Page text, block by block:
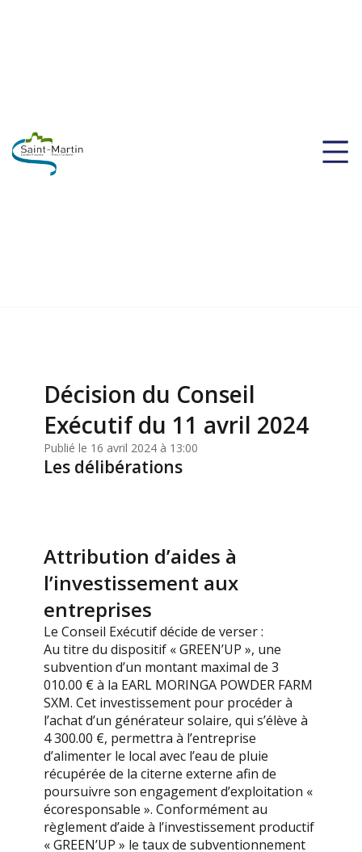
Décision du Conseil
Exécutif du 11 avril 2024
Publié le 16 avril 2024 à 13:00
Les délibérations
Attribution d’aides à
l’investissement aux
entreprises
Le Conseil Exécutif décide de verser :
Au titre du dispositif « GREEN’UP », une
subvention d’un montant maximal de 3
010.00 € à la EARL MORINGA POWDER FARM
SXM. Cet investissement pour procéder à
l’achat d’un générateur solaire, qui s’élève à
4 300.00 €, permettra à l’entreprise
d’alimenter le local avec l’eau de pluie
récupérée de la citerne externe afin de
poursuivre son engagement d’exploitation «
écoresponsable ». Conformément au
règlement d’aide à l’investissement productif
« GREEN’UP » le taux de subventionnement